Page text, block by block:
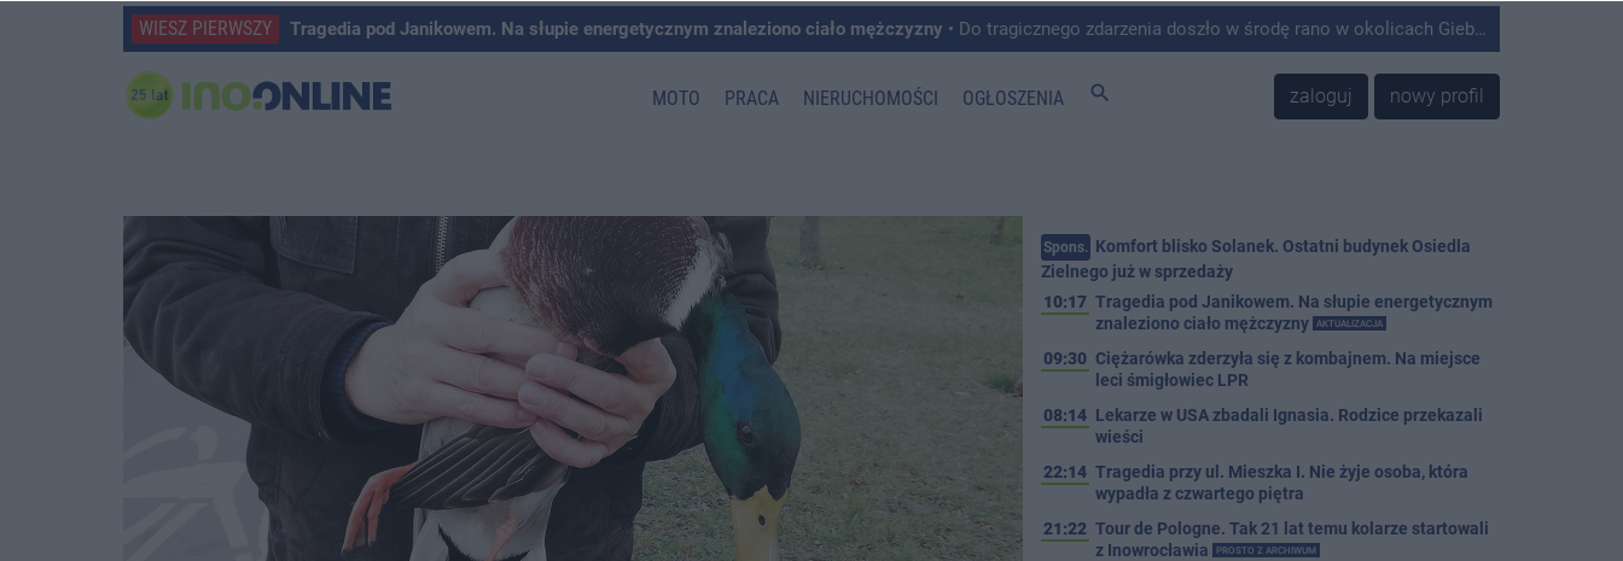
WIESZ PIERWSZY Tragedia pod Janikowem. Na słupie energetycznym znaleziono ciało mężczyzny • Do tragicznego zdarzenia doszło w środę rano w okolicach Giebni koło Janikowa. Wówczas na słupie energetycznym odnaleziono ciało mężczyzny.
MOTO PRACA NIERUCHOMOŚCI OGŁOSZENIA search zaloguj nowy profil
Spons. Komfort blisko Solanek. Ostatni budynek Osiedla
Zielnego już w sprzedaży
10:17 Tragedia pod Janikowem. Na słupie energetycznym
znaleziono ciało mężczyzny
AKTUALIZACJA
09:30 Ciężarówka zderzyła się z kombajnem. Na miejsce
leci śmigłowiec LPR
08:14 Lekarze w USA zbadali Ignasia. Rodzice przekazali
wieści
22:14 Tragedia przy ul. Mieszka I. Nie żyje osoba, która
wypadła z czwartego piętra
21:22 Tour de Pologne. Tak 21 lat temu kolarze startowali
z Inowrocławia
PROSTO Z ARCHIWUM